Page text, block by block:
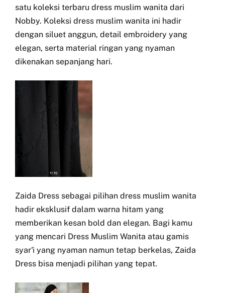
satu koleksi terbaru dress muslim wanita dari
Nobby. Koleksi dress muslim wanita ini hadir
dengan siluet anggun, detail embroidery yang
elegan, serta material ringan yang nyaman
dikenakan sepanjang hari.
Zaida Dress sebagai pilihan dress muslim wanita
hadir eksklusif dalam warna hitam yang
memberikan kesan bold dan elegan. Bagi kamu
yang mencari Dress Muslim Wanita atau gamis
syar'i yang nyaman namun tetap berkelas, Zaida
Dress bisa menjadi pilihan yang tepat.